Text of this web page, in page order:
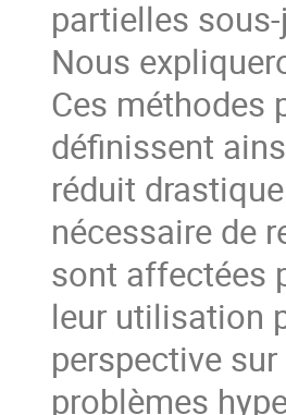
partielles
Nous
Ces méthodes
définissent
réduit
nécessaire de
sont affectées
leur utilisation
perspective
problèmes